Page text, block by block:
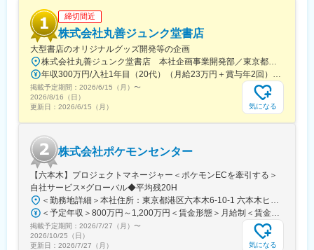
華口駅、溝口駅、山陽魚住駅、太市駅、本竜野駅、東觜崎駅、千
本駅、亀山駅(兵庫県)、はりま勝原駅、ひめじ別所駅、山陽曽根
駅、日岡駅、土山駅、東二見駅、大久保駅(兵庫県)、西明石駅、西
新町駅、新神戸駅、山陽姫路駅、尼崎駅(東海道本線)、西宮駅、静
岡駅、浜松駅、熱海駅、三島駅、東静岡駅、中央前橋駅、東武宇
都宮駅、偕楽園駅、甲府駅、権堂駅、下野代駅、京都駅、岐阜
駅、近鉄奈良駅、和歌山市駅、広島駅、福山駅、横川駅、西条駅
(広島県)、五日市駅、矢野駅、下祇園駅、呉駅、尾道駅、西高屋
神楽坂駅、国立競技場駅、住吉駅(東京都)、京王八王子駅、高島平
駅、後楽園駅、王子駅前駅、西日暮里駅(舎人ライナー)、日暮里駅
(舎人ライナー)、越中島駅、九段下駅、松原駅(東京都)、東池袋
駅、北品川駅、とうきょうスカイツリー駅、桜台駅(東京都)、宮の
坂駅、世田谷駅、西武園ゆうえんち駅、稲荷町駅(東京都)、新高島
駅、神奈川新町駅、緑町駅、松田駅、五百羅漢駅、江ノ島駅、川
崎駅、東飯能駅、北与野駅、新越谷駅、東毛呂駅、御花畑駅、本
川越駅、京成千葉駅、船橋駅、八柱駅、京成稲毛駅、成田駅、本
八幡駅(都営線)、市川真間駅、仲ノ町駅、名古屋駅、栄町駅(愛知
締切間近
株式会社丸善ジュンク堂書店
大型書店のオリジナルグッズ開発等の企画
掲載予定期間： 2026/6/15（月） 〜
2026/8/16（日）
更新日： 2026/6/15（月） 気になる
株式会社ポケモンセンター
【六本木】プロジェクトマネージャー＜ポケモンECを牽引する＞
自社サービス×グローバル◆平均残20H
掲載予定期間： 2026/7/27（月） 〜
2026/10/25（日）
更新日： 2026/7/27（月） 気になる